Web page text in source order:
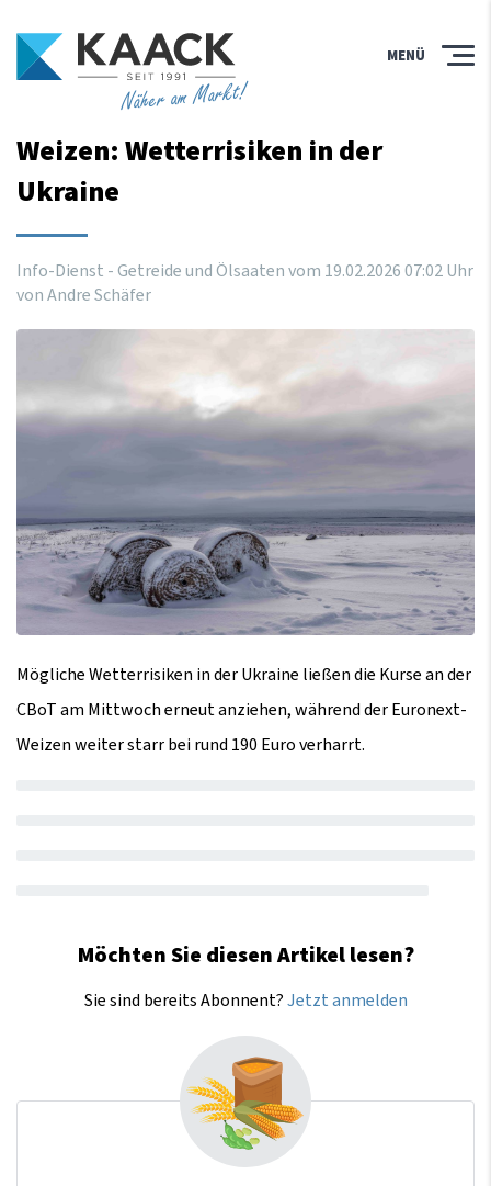
Näher am Markt!
MENÜ
Weizen: Wetterrisiken in der
Ukraine
Info-Dienst - Getreide und Ölsaaten vom 19.02.202607:02Uhr
von Andre Schäfer
Mögliche Wetterrisiken in der Ukraine ließen die Kurse an der
CBoT am Mittwoch erneut anziehen, während der Euronext-
Weizen weiter starr bei rund 190 Euro verharrt.
Möchten Sie diesen Artikel lesen?
Sie sind bereits Abonnent?Jetzt anmelden